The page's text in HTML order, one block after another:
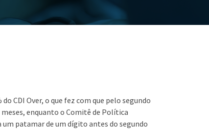
CDI Over, o que fez com que pelo segundo
enquanto o Comitê de Política
patamar de um dígito antes do segundo